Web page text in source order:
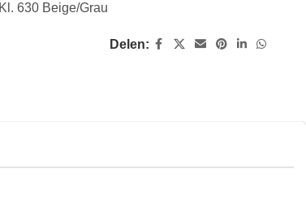
630 Beige/Grau
Delen: